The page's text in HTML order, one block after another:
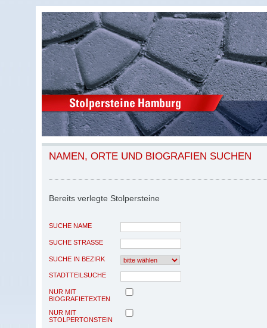
NAMEN, ORTE UND BIOGRAFIEN SUCHEN
Bereits verlegte Stolpersteine
SUCHE NAME
SUCHE STRASSE
SUCHE IN BEZIRK
STADTTEILSUCHE
NUR MIT
BIOGRAFIETEXTEN
NUR MIT
STOLPERTONSTEIN